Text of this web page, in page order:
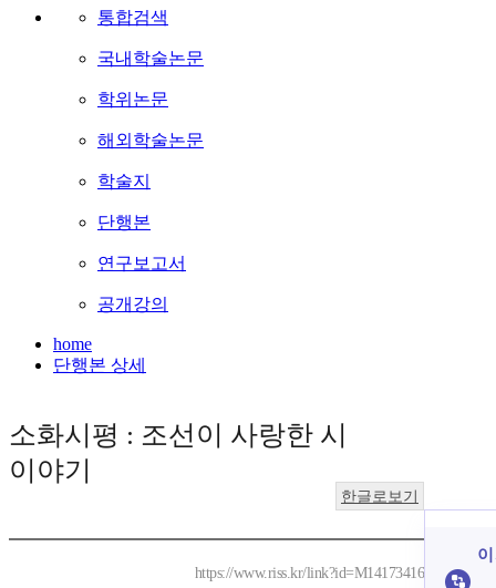
통합검색
국내학술논문
학위논문
해외학술논문
학술지
단행본
연구보고서
공개강의
home
단행본 상세
소화시평 : 조선이 사랑한 시
이야기
한글로보기
https://www.riss.kr/link?id=M14173416
이